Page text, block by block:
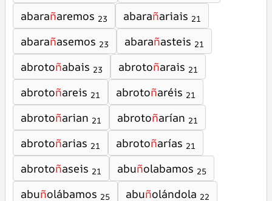
abarañaremos 23 abarañariais 21
abarañasemos 23 abarañasteis 21
abrotoñabais 23 abrotoñarais 21
abrotoñareis 21 abrotoñaréis 21
abrotoñarian 21 abrotoñarían 21
abrotoñarias 21 abrotoñarías 21
abrotoñaseis 21 abuñolabamos 25
abuñolábamos 25 abuñolándola 22